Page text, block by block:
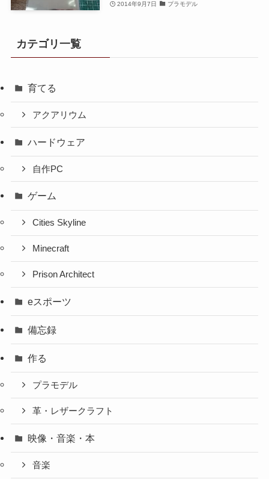
2014年9月7日 プラモデル
カテゴリ一覧
育てる
アクアリウム
ハードウェア
自作PC
ゲーム
Cities Skyline
Minecraft
Prison Architect
eスポーツ
備忘録
作る
プラモデル
革・レザークラフト
映像・音楽・本
音楽